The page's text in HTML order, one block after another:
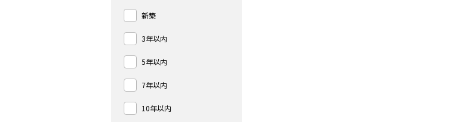
新築
3年以内
5年以内
7年以内
10年以内